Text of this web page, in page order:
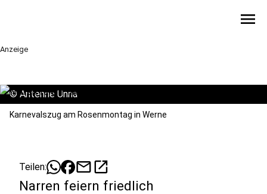
menu
Anzeige
© Antenne Unna
Karnevalszug am Rosenmontag in Werne
Teilen: mailopen_in_new
Narren feiern friedlich